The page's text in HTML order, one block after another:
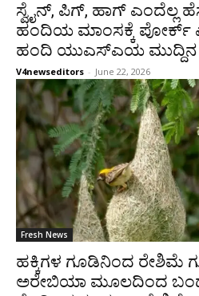
ಸ್ವೈನ್, ಪಿಗ್, ಹಾಗ್ ಎಂದೆಲ್ಲ
ಹಂದಿಯ ಮಾಂಸಕ್ಕೆ ಪೋರ್ಕ್
ಹಂದಿ ಯುಎಸ್‌ಎಯ ಮುದ್ದಿನ
V4newseditors - June 22, 2026
Fresh News
ಹಕ್ಕಿಗಳ ಗೂಡಿನಿಂದ ರೇಶಿಮೆ
ಅರೇಬಿಯಾ ಮೂಲದಿಂದ ಬಂದ